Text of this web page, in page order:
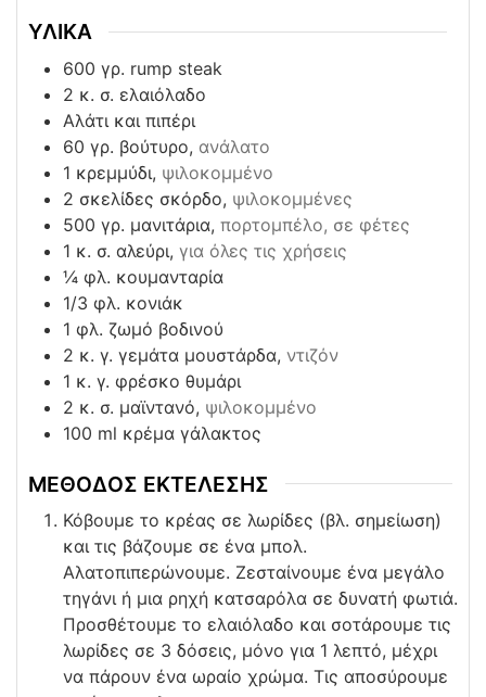
ΥΛΙΚΑ
600 γρ. rump steak
2 κ. σ. ελαιόλαδο
Αλάτι και πιπέρι
60 γρ. βούτυρο, ανάλατο
1 κρεμμύδι, ψιλοκομμένο
2 σκελίδες σκόρδο, ψιλοκομμένες
500 γρ. μανιτάρια, πορτομπέλο, σε φέτες
1 κ. σ. αλεύρι, για όλες τις χρήσεις
¼ φλ. κουμανταρία
1/3 φλ. κονιάκ
1 φλ. ζωμό βοδινού
2 κ. γ. γεμάτα μουστάρδα, ντιζόν
1 κ. γ. φρέσκο θυμάρι
2 κ. σ. μαϊντανό, ψιλοκομμένο
100 ml κρέμα γάλακτος
ΜΕΘΟΔΟΣ ΕΚΤΕΛΕΣΗΣ
Κόβουμε το κρέας σε λωρίδες (βλ. σημείωση)
και τις βάζουμε σε ένα μπολ.
Αλατοπιπερώνουμε. Ζεσταίνουμε ένα μεγάλο
τηγάνι ή μια ρηχή κατσαρόλα σε δυνατή φωτιά.
Προσθέτουμε το ελαιόλαδο και σοτάρουμε τις
λωρίδες σε 3 δόσεις, μόνο για 1 λεπτό, μέχρι
να πάρουν ένα ωραίο χρώμα. Τις αποσύρουμε